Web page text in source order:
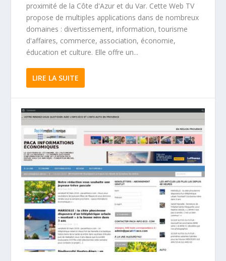
proximité de la Côte d'Azur et du Var. Cette Web TV
propose de multiples applications dans de nombreux
domaines : divertissement, information, tourisme
d'affaires, commerce, association, économie,
éducation et culture. Elle offre un...
LIRE LA SUITE